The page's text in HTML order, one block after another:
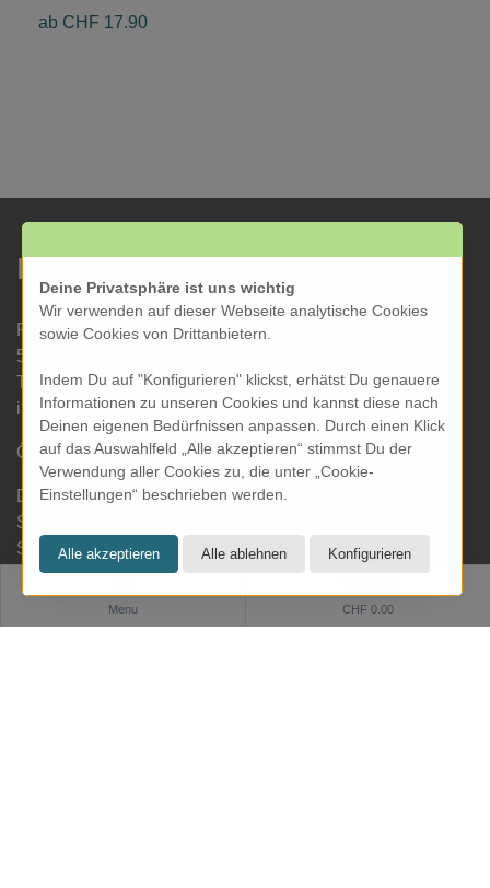
Menu CHF 0.00
ab CHF 17.90
KRESOM & mehr
Rathausgasse 27
5000 Aarau
Tel: 062 822 19 19
info@kresom.ch
Öffnungszeiten Laden:
Dienstag bis Freitag: 09.30 bis 18.00 Uhr
Samstag: 09.30 bis 17.00 Uhr
Sonntag & Montag geschlossen
Deine Privatsphäre ist uns wichtig
Wir verwenden auf dieser Webseite analytische Cookies
sowie Cookies von Drittanbietern.
Indem Du auf "Konfigurieren" klickst, erhätst Du genauere
Informationen zu unseren Cookies und kannst diese nach
Deinen eigenen Bedürfnissen anpassen. Durch einen Klick
auf das Auswahlfeld „Alle akzeptieren“ stimmst Du der
Verwendung aller Cookies zu, die unter „Cookie-
Einstellungen“ beschrieben werden.